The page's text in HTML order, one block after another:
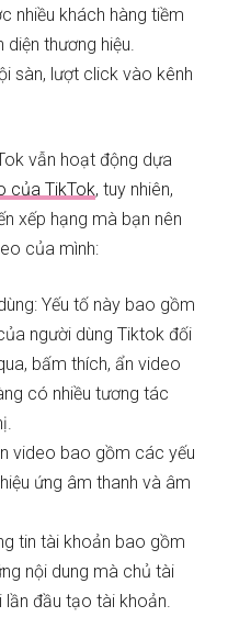
nhiều khách hàng tiềm
diện thương hiệu.
sàn, lượt click vào kênh
vẫn hoạt động dựa
của TikTok, tuy nhiên,
xếp hạng mà bạn nên
của mình:
Yếu tố này bao gồm
người dùng Tiktok đối
bấm thích, ẩn video
có nhiều tương tác
video bao gồm các yếu
ứng âm thanh và âm
tin tài khoản bao gồm
nội dung mà chủ tài
đầu tạo tài khoản.